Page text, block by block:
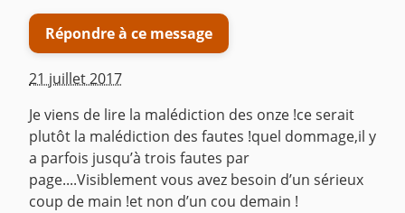
Répondre à ce message
21 juillet 2017
Je viens de lire la malédiction des onze !ce serait
plutôt la malédiction des fautes !quel dommage,il y
a parfois jusqu’à trois fautes par
page....Visiblement vous avez besoin d’un sérieux
coup de main !et non d’un cou demain !